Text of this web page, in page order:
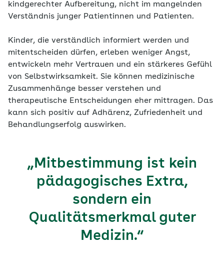
kindgerechter Aufbereitung, nicht im mangelnden
Verständnis junger Patientinnen und Patienten.
Kinder, die verständlich informiert werden und
mitentscheiden dürfen, erleben weniger Angst,
entwickeln mehr Vertrauen und ein stärkeres Gefühl
von Selbstwirksamkeit. Sie können medizinische
Zusammenhänge besser verstehen und
therapeutische Entscheidungen eher mittragen. Das
kann sich positiv auf Adhärenz, Zufriedenheit und
Behandlungserfolg auswirken.
„Mitbestimmung ist kein
pädagogisches Extra,
sondern ein
Qualitätsmerkmal guter
Medizin.“